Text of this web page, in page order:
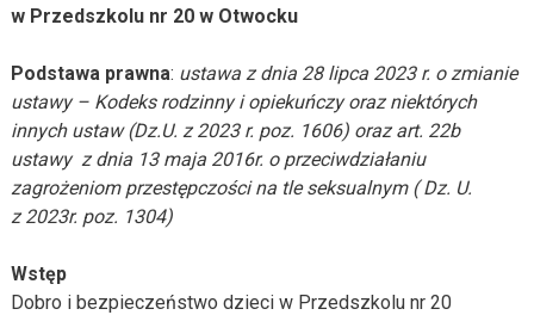
w Przedszkolu nr 20 w Otwocku
Podstawa prawna: ustawa z dnia 28 lipca 2023 r. o zmianie
ustawy – Kodeks rodzinny i opiekuńczy oraz niektórych
innych ustaw (Dz.U. z 2023 r. poz. 1606) oraz art. 22b
ustawy z dnia 13 maja 2016r. o przeciwdziałaniu
zagrożeniom przestępczości na tle seksualnym ( Dz. U.
z 2023r. poz. 1304)
Wstęp
Dobro i bezpieczeństwo dzieci w Przedszkolu nr 20